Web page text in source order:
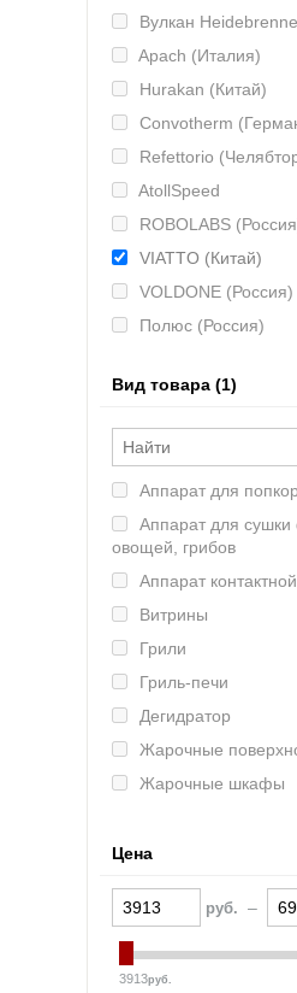
Вулкан
Apach (Италия)
Hurakan (Китай)
Convotherm
Refettorio
AtollSpeed
ROBOLABS
VIATTO (Китай)
VOLDONE (Россия)
Полюс (Россия)
KAYMAN (Россия)
KOBOR (Россия)
Rosso (Китай)
Tatra (Турция)
MKN (Германия)
Марихолодмаш
Atesy (Россия)
Abat
Vesta (Россия)
RETIGO (ЧЕхия)
Онега (Россия)
Smeg (Италия)
Челябторгтехника
KOCATEQ (Южная
ЦМИ
Вид товара (1)
Аппарат для
Аппарат для сушки
овощей, грибов
Аппарат
Витрины
Грили
Гриль-печи
Дегидратор
Жарочные
Жарочные шкафы
Камень лавовый
Камера
Кипятильники
Комплект
Котлы
Цена
руб. –
3913руб.